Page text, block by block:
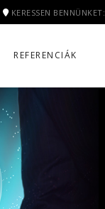
KERESSEN BENNÜNKET:
REFERENCIÁK